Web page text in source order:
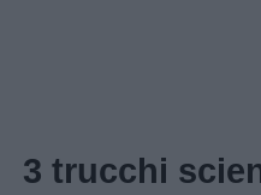
3 trucchi